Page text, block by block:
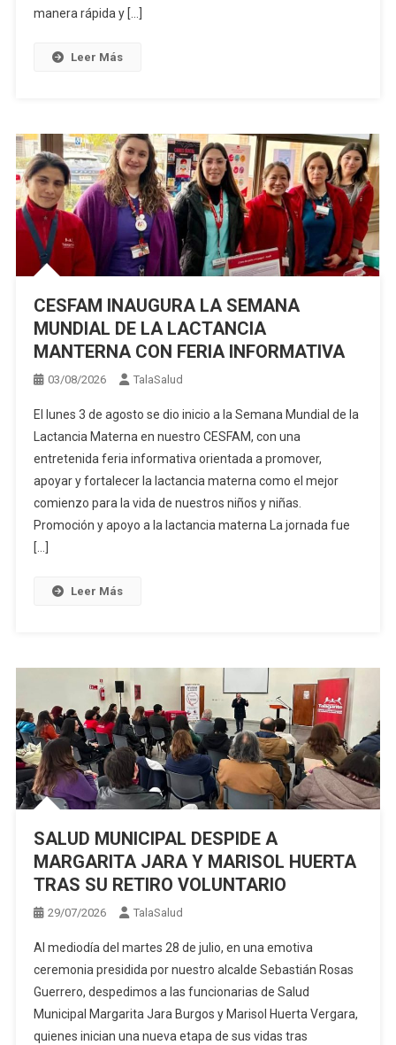
manera rápida y […]
Leer Más
CESFAM INAUGURA LA SEMANA
MUNDIAL DE LA LACTANCIA
MANTERNA CON FERIA INFORMATIVA
03/08/2026 TalaSalud
El lunes 3 de agosto se dio inicio a la Semana Mundial de la
Lactancia Materna en nuestro CESFAM, con una
entretenida feria informativa orientada a promover,
apoyar y fortalecer la lactancia materna como el mejor
comienzo para la vida de nuestros niños y niñas.
Promoción y apoyo a la lactancia materna La jornada fue
[…]
Leer Más
SALUD MUNICIPAL DESPIDE A
MARGARITA JARA Y MARISOL HUERTA
TRAS SU RETIRO VOLUNTARIO
29/07/2026 TalaSalud
Al mediodía del martes 28 de julio, en una emotiva
ceremonia presidida por nuestro alcalde Sebastián Rosas
Guerrero, despedimos a las funcionarias de Salud
Municipal Margarita Jara Burgos y Marisol Huerta Vergara,
quienes inician una nueva etapa de sus vidas tras